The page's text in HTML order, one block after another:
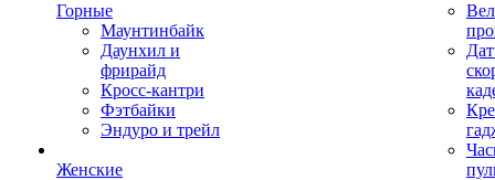
Горные
Маунтинбайк
Даунхил и
фрирайд
Кросс-кантри
Фэтбайки
Эндуро и трейл
Женские